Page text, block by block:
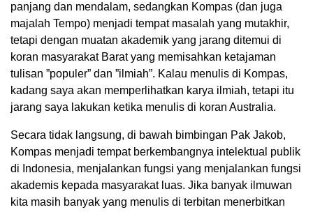
panjang dan mendalam, sedangkan Kompas (dan juga
majalah Tempo) menjadi tempat masalah yang mutakhir,
tetapi dengan muatan akademik yang jarang ditemui di
koran masyarakat Barat yang memisahkan ketajaman
tulisan ”populer” dan ”ilmiah”. Kalau menulis di Kompas,
kadang saya akan memperlihatkan karya ilmiah, tetapi itu
jarang saya lakukan ketika menulis di koran Australia.
Secara tidak langsung, di bawah bimbingan Pak Jakob,
Kompas menjadi tempat berkembangnya intelektual publik
di Indonesia, menjalankan fungsi yang menjalankan fungsi
akademis kepada masyarakat luas. Jika banyak ilmuwan
kita masih banyak yang menulis di terbitan menerbitkan